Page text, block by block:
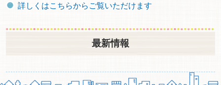
詳しくはこちらからご覧いただけます
最新情報